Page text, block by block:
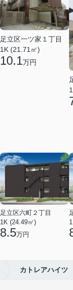
足立区一ツ家１丁目
1K (21.71㎡)
10.1万円
足立区六町２丁目
1K (24.49㎡)
8.5万円
カトレアハイツ